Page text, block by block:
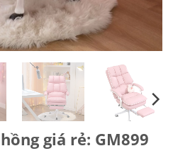
giá rẻ: GM899